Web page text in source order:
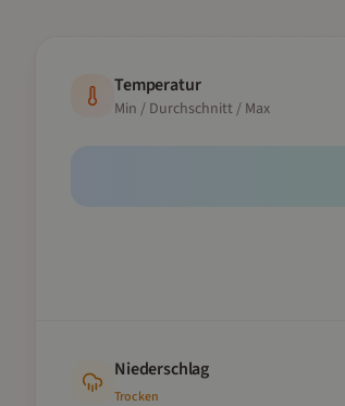
Temperatur
Min / Durchschnitt / Max
Niederschlag
Trocken